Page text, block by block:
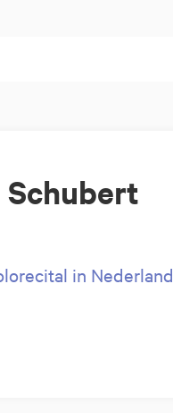
in Nederland